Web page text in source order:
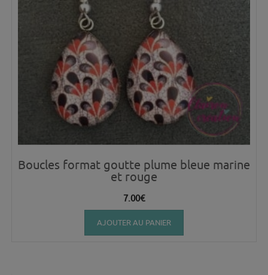
Boucles format goutte plume bleue marine
et rouge
7.00€
AJOUTER AU PANIER